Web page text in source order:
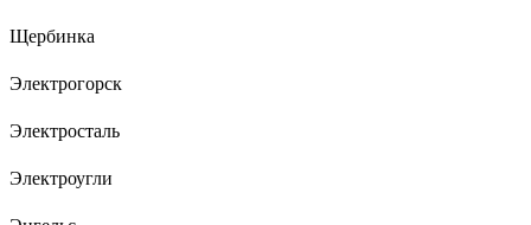
Щербинка
Электрогорск
Электросталь
Электроугли